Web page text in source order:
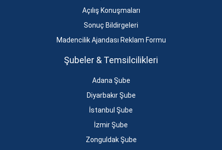
Açılış Konuşmaları
Sonuç Bildirgeleri
Madencilik Ajandası Reklam Formu
Şubeler & Temsilcilikleri
Adana Şube
Diyarbakır Şube
İstanbul Şube
İzmir Şube
Zonguldak Şube